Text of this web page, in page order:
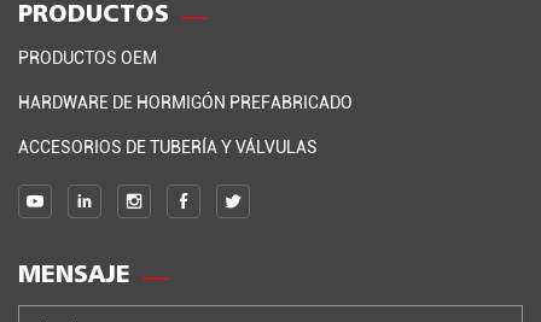
PRODUCTOS
PRODUCTOS OEM
HARDWARE DE HORMIGÓN PREFABRICADO
ACCESORIOS DE TUBERÍA Y VÁLVULAS
MENSAJE